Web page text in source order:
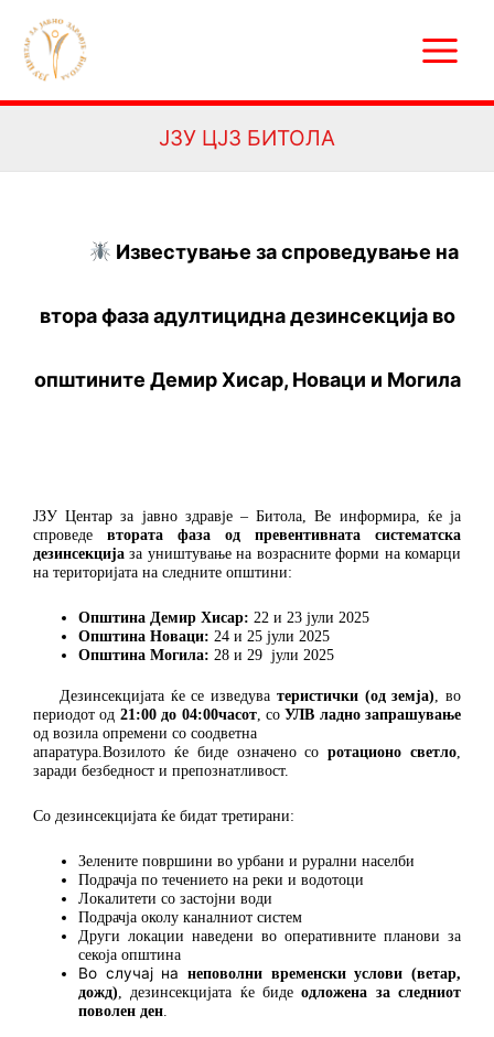
content
Menu
ЈЗУ ЦЈЗ БИТОЛА
Известување за спроведување на
вторафаза адултицидна дезинсекција во
општините Демир Хисар, Новаци и Могила
ЈЗУ Центар за јавно здравје – Битола,Ве информира, ќе ја
спроведе втората фаза од превентивната систематска
дезинсекција за уништување на возрасните форми на комарци
на територијата на следните општини:
Општина Демир Хисар: 22 и 23 јули 2025
Општина Новаци: 24 и 25 јули 2025
Општина Могила: 28 и 29 јули 2025
Дезинсекцијата ќе се изведува теристички (од земја), во
периодот од 21:00 до 04:00часот, соУЛВ ладно запрашување
од возила опремени со соодветна
апаратура.Возилото ќе бидеозначеносоротационо светло,
заради безбедност и препознатливост.
Со дезинсекцијата ќе бидат третирани:
Зелените површини во урбани и рурални населби
Подрачја по течението на реки и водотоци
Локалитети со застојни води
Подрачја околу каналниот систем
Други локации наведени во оперативните планови за
секоја општина
Во случај нанеповолни временски услови (ветар,
дожд), дезинсекцијата ќе бидеодложена за следниот
поволен ден.